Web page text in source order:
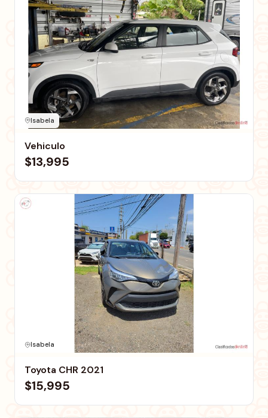
Isabela
Vehiculo
$13,995
Isabela
Toyota CHR 2021
$15,995